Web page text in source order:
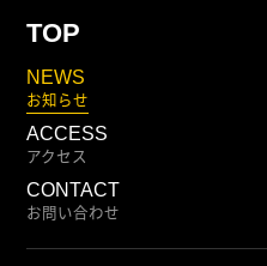
TOP
NEWS
お知らせ
ACCESS
アクセス
CONTACT
お問い合わせ